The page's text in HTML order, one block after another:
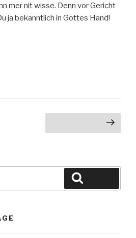
mer nit wisse. Denn vor Gericht
ja bekanntlich in Gottes Hand!
Nächste Seite